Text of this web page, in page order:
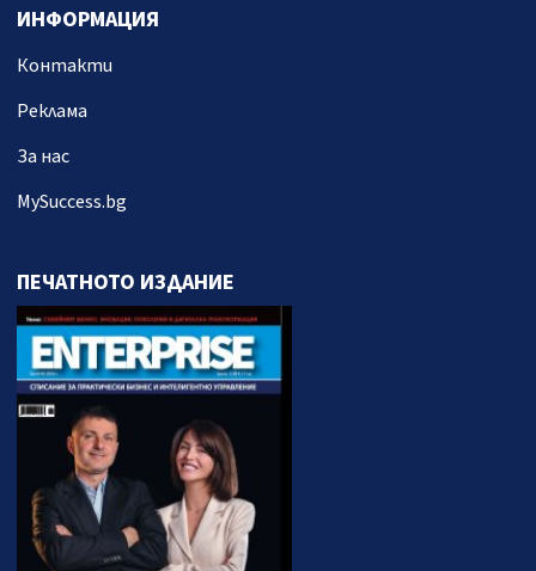
ИНФОРМАЦИЯ
Контакти
Реклама
За нас
MySuccess.bg
ПЕЧАТНОТО ИЗДАНИЕ